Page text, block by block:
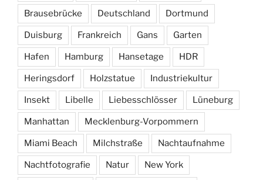
Brausebrücke Deutschland Dortmund
Duisburg Frankreich Gans Garten
Hafen Hamburg Hansetage HDR
Heringsdorf Holzstatue Industriekultur
Insekt Libelle Liebesschlösser Lüneburg
Manhattan Mecklenburg-Vorpommern
Miami Beach Milchstraße Nachtaufnahme
Nachtfotografie Natur New York